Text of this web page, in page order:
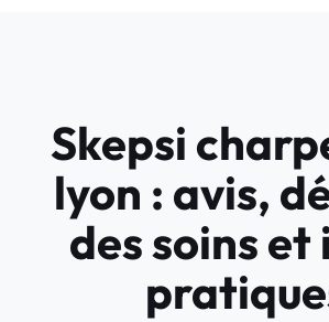
Skepsi
lyon : avis,
des soins et